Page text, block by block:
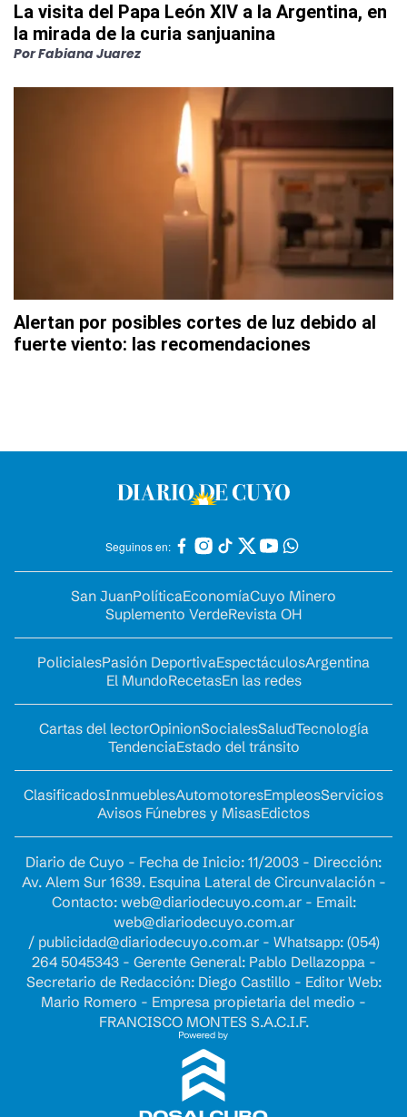
La visita del Papa León XIV a la Argentina, en
la mirada de la curia sanjuanina
PorFabiana Juarez
Alertan por posibles cortes de luz debido al
fuerte viento: las recomendaciones
Seguinos en:
San JuanPolíticaEconomíaCuyo Minero
Suplemento VerdeRevista OH
PolicialesPasión DeportivaEspectáculosArgentina
El MundoRecetasEn las redes
Cartas del lectorOpinionSocialesSaludTecnología
TendenciaEstado del tránsito
ClasificadosInmueblesAutomotoresEmpleosServicios
Avisos Fúnebres y MisasEdictos
Diario de Cuyo - Fecha de Inicio: 11/2003 - Dirección:
Av. Alem Sur 1639. Esquina Lateral de Circunvalación -
Contacto: web@diariodecuyo.com.ar- Email:
web@diariodecuyo.com.ar
/ publicidad@diariodecuyo.com.ar- Whatsapp: (054)
264 5045343 - Gerente General: Pablo Dellazoppa -
Secretario de Redacción: Diego Castillo - Editor Web:
Mario Romero - Empresa propietaria del medio -
FRANCISCO MONTES S.A.C.I.F.